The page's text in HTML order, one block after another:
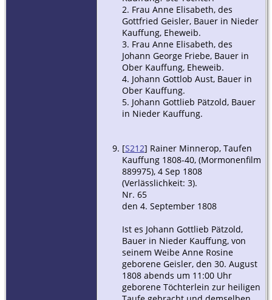
2. Frau Anne Elisabeth, des
Gottfried Geisler, Bauer in Nieder
Kauffung, Eheweib.
3. Frau Anne Elisabeth, des
Johann George Friebe, Bauer in
Ober Kauffung, Eheweib.
4. Johann Gottlob Aust, Bauer in
Ober Kauffung.
5. Johann Gottlieb Pätzold, Bauer
in Nieder Kauffung.
[S212] Rainer Minnerop, Taufen
Kauffung 1808-40, (Mormonenfilm
889975), 4 Sep 1808
(Verlässlichkeit: 3).
Nr. 65
den 4. September 1808
Ist es Johann Gottlieb Pätzold,
Bauer in Nieder Kauffung, von
seinem Weibe Anne Rosine
geborene Geisler, den 30. August
1808 abends um 11:00 Uhr
geborene Töchterlein zur heiligen